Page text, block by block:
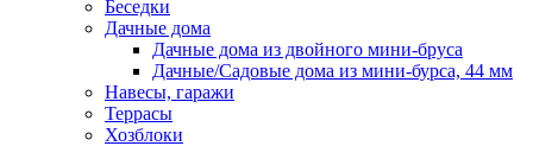
Беседки
Дачные дома
Дачные дома из двойного мини-бруса
Дачные/Садовые дома из мини-бурса, 44 мм
Навесы, гаражи
Террасы
Хозблоки